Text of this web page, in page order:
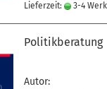
Lieferzeit: 3-4
Politikberatung
Autor: